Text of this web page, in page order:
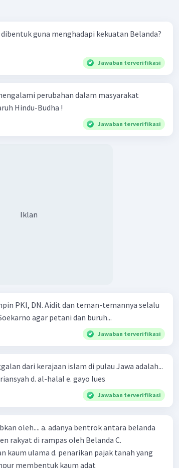
guna menghadapi kekuatan Belanda?
Jawaban terverifikasi
perubahan dalam masyarakat
Hindu-Budha !
Jawaban terverifikasi
Iklan
PKI, DN. Aidit dan teman-temannya selalu
agar petani dan buruh...
Jawaban terverifikasi
dari kerajaan islam di pulau Jawa adalah...
a. tua palopo b. mantingan c. suriansyah d. al-halal e. gayo lues
Jawaban terverifikasi
oleh.... a. adanya bentrok antara belanda
rakyat di rampas oleh Belanda C.
kaum ulama d. penarikan pajak tanah yang
membentuk kaum adat